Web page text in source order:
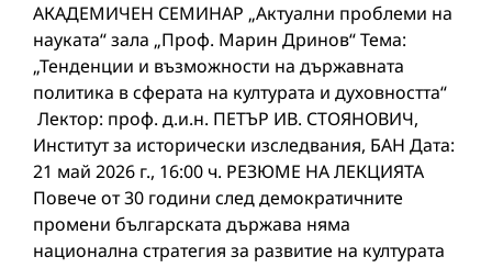
АКАДЕМИЧЕН СЕМИНАР „Актуални проблеми на
науката“ зала „Проф. Марин Дринов“ Тема:
„Тенденции и възможности на държавната
политика в сферата на културата и духовността“
Лектор: проф. д.и.н. ПЕТЪР ИВ. СТОЯНОВИЧ,
Институт за исторически изследвания, БАН Дата:
21 май 2026 г., 16:00 ч. РЕЗЮМЕ НА ЛЕКЦИЯТА
Повече от 30 години след демократичните
промени българската държава няма
национална стратегия за развитие на културата